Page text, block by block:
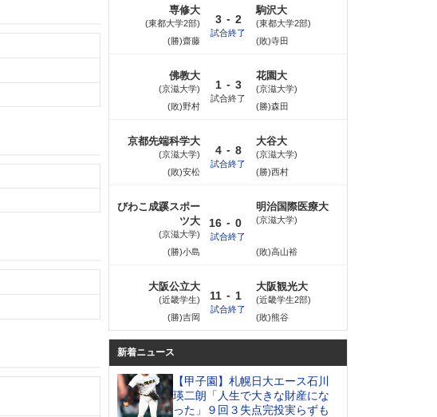
専修大
東都大学2部
(勝)齋藤
3 - 2
試合終了
駒沢大
東都大学2部
(敗)寺田
佛教大
京滋大学
(敗)野村
1 - 3
試合終了
花園大
京滋大学
(勝)森田
京都先端科学大
京滋大学
(敗)安松
4 - 8
試合終了
大谷大
京滋大学
(勝)西村
びわこ成蹊スポー
ツ大
京滋大学
(勝)小島
16 - 0
試合終了
明治国際医療大
京滋大学
(敗)高山裕
大阪公立大
近畿学生
(勝)吉岡
11 - 1
試合終了
大阪観光大
近畿学生2部
(敗)熊谷
新着ニュース
【甲子園】札幌日大エース石川
瑛二朗「人生で大きな財産にな
った」９回３失点完投実らずも